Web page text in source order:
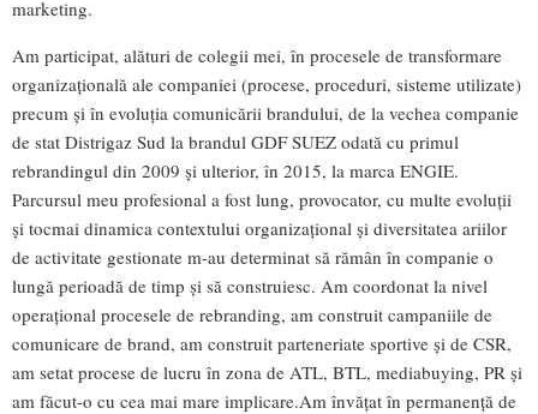
marketing.
Am participat, alături de colegii mei, în procesele de transformare
organizațională ale companiei (procese, proceduri, sisteme utilizate)
precum și în evoluția comunicării brandului, de la vechea companie
de stat Distrigaz Sud la brandul GDF SUEZ odată cu primul
rebrandingul din 2009 și ulterior, în 2015, la marca ENGIE.
Parcursul meu profesional a fost lung, provocator, cu multe evoluții
și tocmai dinamica contextului organizațional și diversitatea ariilor
de activitate gestionate m-au determinat să rămân în companie o
lungă perioadă de timp și să construiesc. Am coordonat la nivel
operațional procesele de rebranding, am construit campaniile de
comunicare de brand, am construit parteneriate sportive și de CSR,
am setat procese de lucru în zona de ATL, BTL, mediabuying, PR și
am făcut-o cu cea mai mare implicare.Am învățat în permanență de